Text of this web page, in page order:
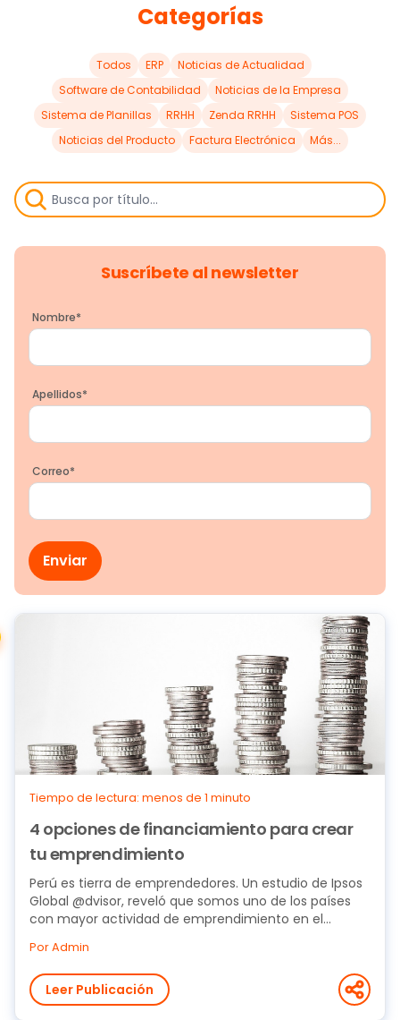
Categorías
Todos ERP
Noticias de Actualidad
Software de Contabilidad
Noticias de la Empresa
Sistema de Planillas
RRHH Zenda RRHH
Sistema POS
Noticias del Producto
Factura Electrónica Más...
Suscríbete al newsletter
Nombre*
Apellidos*
Correo*
Tiempo de lectura: menos de 1 minuto
4 opciones de financiamiento para crear
tu emprendimiento
Perú es tierra de emprendedores. Un estudio de Ipsos
Global @dvisor, reveló que somos uno de los países
con mayor actividad de emprendimiento en el...
Por Admin
Leer Publicación